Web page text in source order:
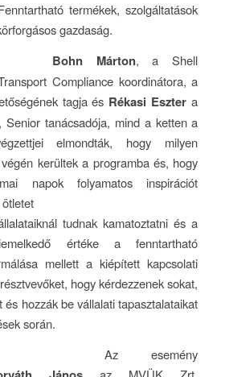
termékek, szolgáltatások
gazdaság.
Bohn Márton, a Shell
Compliance koordinátora, a
tagja és Rékasi Esztera
Senior tanácsadója, mind a ketten a
elmondták, hogy milyen
kerültek a programba és, hogy
napok folyamatos inspirációt
tudnak kamatoztatni és a
értéke a fenntartható
mellett a kiépített kapcsolati
hogy kérdezzenek sokat,
és hozzák be vállalati tapasztalataikat
során.
Az esemény